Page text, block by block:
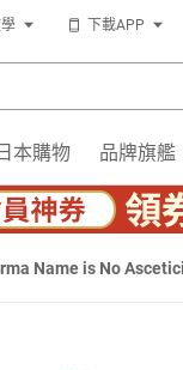
下載APP
日本購物 品牌旗艦
Name is No